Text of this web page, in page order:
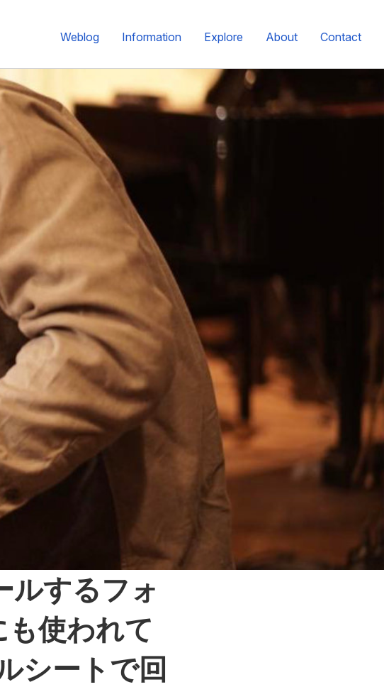
Weblog Information Explore About Contact
ルするフォ
使われて
シートで回